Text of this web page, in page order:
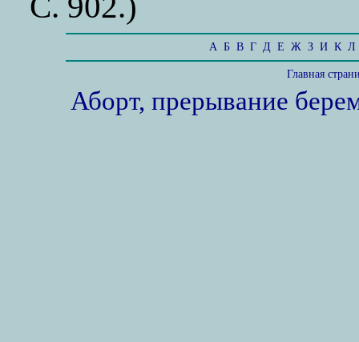
А Б В Г Д Е Ж З И К Л
Главная
Аборт, прерывание